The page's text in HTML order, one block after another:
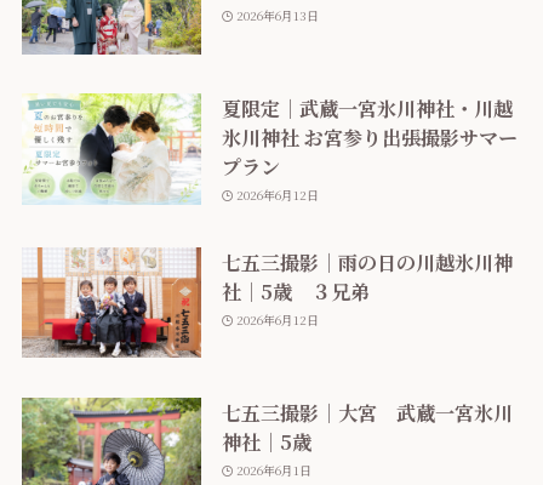
2026年6月13日
夏限定｜武蔵一宮氷川神社・川越
氷川神社 お宮参り出張撮影サマー
プラン
2026年6月12日
七五三撮影｜雨の日の川越氷川神
社｜5歳 ３兄弟
2026年6月12日
七五三撮影｜大宮 武蔵一宮氷川
神社｜5歳
2026年6月1日